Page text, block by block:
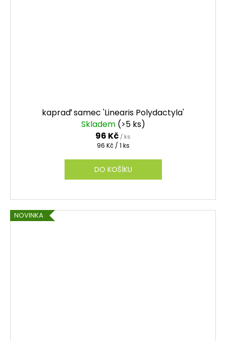
kapraď samec 'Linearis Polydactyla'
Skladem (>5 ks)
96 Kč / ks
Měrná
96 Kč / 1 ks
DO KOŠÍKU
NOVINKA